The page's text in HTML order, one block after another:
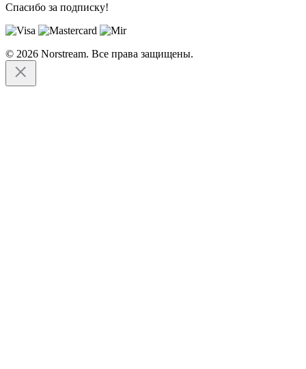
Спасибо за подписку!
© 2026 Norstream. Все права защищены.